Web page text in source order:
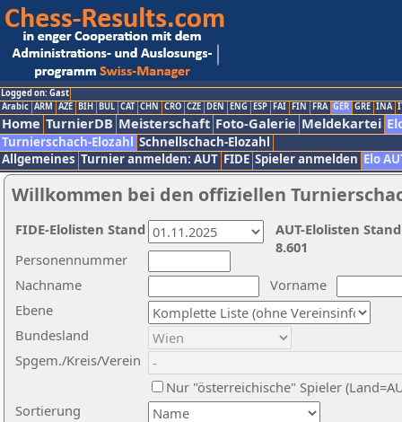
Logged on: Gast
Arabic ARM AZE BIH BUL CAT CHN CRO CZE DEN ENG ESP FAI FIN FRA GER GRE INA
Home TurnierDB Meisterschaft Foto-Galerie Meldekartei
Turnierschach-Elozahl Schnellschach-Elozahl
Allgemeines Turnier anmelden: AUT FIDE Spieler anmelden Elo
Willkommen bei den offiziellen
Nachname
Vorname
Ebene
Sortierung
Personennummer
Bundesland
Spgem./Kreis/Verein
Nur "österreichische" Spieler
AUT-Elolisten
8.601
FIDE-Elolisten Stand